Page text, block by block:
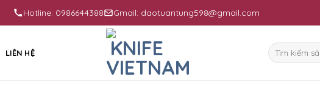
Hotline: 0986644388 Gmail: daotuantung598@gmail.com
LIÊN HỆ
Search
for: